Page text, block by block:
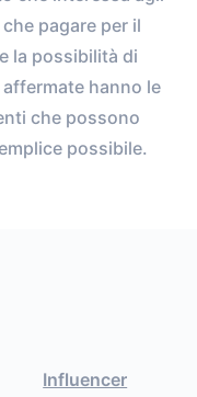
pagare per il
la possibilità di
hanno le
che possono
possibile.
Influencer